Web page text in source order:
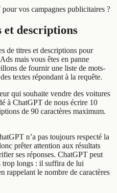
vos campagnes publicitaires ?
descriptions
de titres et descriptions pour
mais vous êtes en panne
de fournir une liste de mots-
textes répondant à la requête.
qui souhaite vendre des voitures
à ChatGPT de nous écrire 10
de 90 caractères maximum.
n’a pas toujours respecté la
prêter attention aux résultats
ses réponses. ChatGPT peut
trop longs : il suffira de lui
rappelant le nombre de caractères